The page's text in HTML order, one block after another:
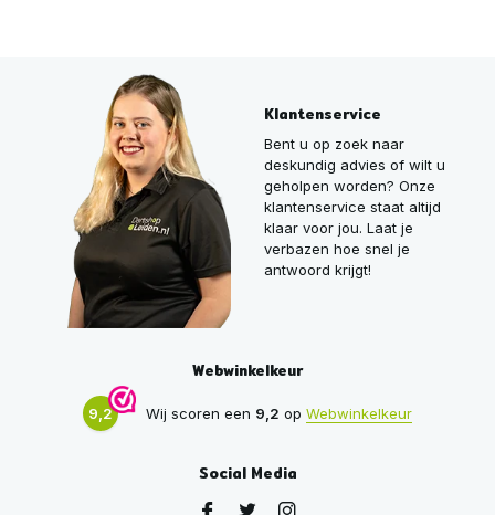
Klantenservice
Bent u op zoek naar
deskundig advies of wilt u
geholpen worden? Onze
klantenservice staat altijd
klaar voor jou. Laat je
verbazen hoe snel je
antwoord krijgt!
Webwinkelkeur
9,2 Wij scoren een 9,2 op Webwinkelkeur
Social Media